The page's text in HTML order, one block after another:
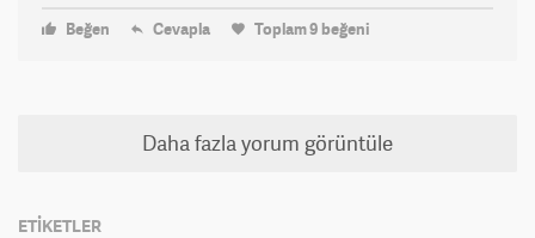
Beğen Cevapla Toplam9 beğeni
Daha fazla yorum görüntüle
ETİKETLER